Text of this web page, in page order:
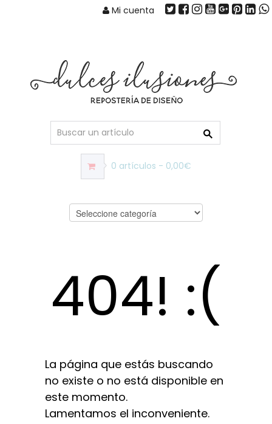
Mi cuenta
0 artículos - 0,00€
404! :(
La página que estás buscando
no existe o no está disponible en
este momento.
Lamentamos el inconveniente.